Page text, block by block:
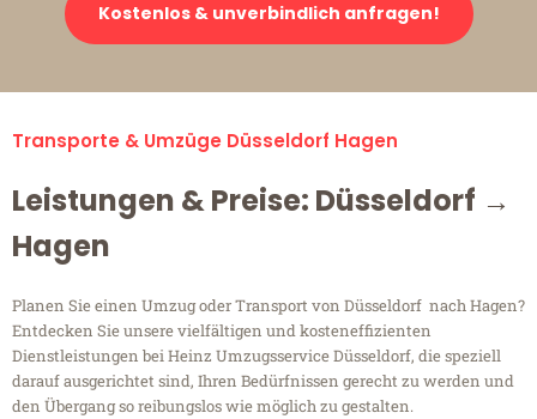
Kostenlos & unverbindlich anfragen!
Transporte & Umzüge Düsseldorf Hagen
Leistungen & Preise: Düsseldorf →
Hagen
Planen Sie einen Umzug oder Transport von Düsseldorf nach Hagen?
Entdecken Sie unsere vielfältigen und kosteneffizienten
Dienstleistungen bei Heinz Umzugsservice Düsseldorf, die speziell
darauf ausgerichtet sind, Ihren Bedürfnissen gerecht zu werden und
den Übergang so reibungslos wie möglich zu gestalten.